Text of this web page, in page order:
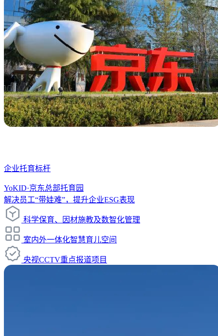
企业托育标杆
YoKID·京东总部托育园
解决员工“带娃难”，提升企业ESG表现
科学保育、因材施教及数智化管理
室内外一体化智慧育儿空间
央视CCTV重点报道项目